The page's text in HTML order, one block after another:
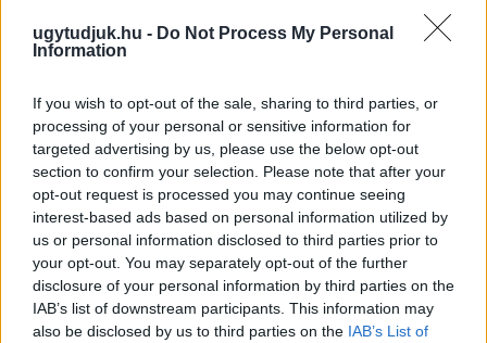
ugytudjuk.hu - Do Not Process My Personal
Information
If you wish to opt-out of the sale, sharing to third parties, or
processing of your personal or sensitive information for
targeted advertising by us, please use the below opt-out
section to confirm your selection. Please note that after your
opt-out request is processed you may continue seeing
interest-based ads based on personal information utilized by
us or personal information disclosed to third parties prior to
your opt-out. You may separately opt-out of the further
disclosure of your personal information by third parties on the
IAB’s list of downstream participants. This information may
also be disclosed by us to third parties on the IAB’s List of
PIKNIK ITALOK: ÍZEK ÉS ÉLMÉNYEK A SZABADBAN
Ahogy tavaszodik és a nap egyre tovább marad velünk, sokaknak
Szólj hozzá!